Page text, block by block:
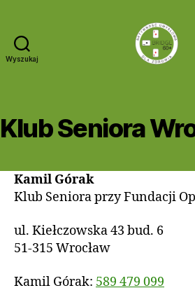
Wyszukaj
Klub Seniora
Kamil Górak
Klub Seniora przy Fundacji
ul. Kiełczowska 43 bud. 6
51-315 Wrocław
Kamil Górak: 589 479 099